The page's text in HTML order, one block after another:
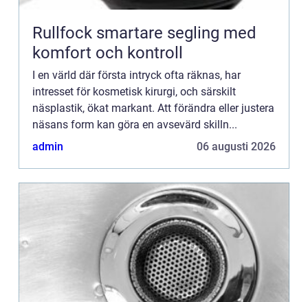
Rullfock smartare segling med
komfort och kontroll
I en värld där första intryck ofta räknas, har
intresset för kosmetisk kirurgi, och särskilt
näsplastik, ökat markant. Att förändra eller justera
näsans form kan göra en avsevärd skilln...
admin
06 augusti 2026